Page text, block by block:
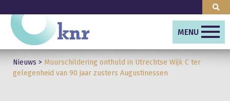
MENU
Nieuws > Muurschildering onthuld in Utrechtse Wijk C ter
gelegenheid van 90 jaar zusters Augustinessen